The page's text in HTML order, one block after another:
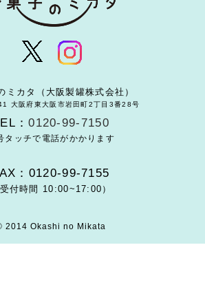
ミカタ（大阪製罐株式会社）
大阪府東大阪市岩田町2丁目3番28号
：0120-99-7150
タッチで電話がかかります
：0120-99-7155
受付時間 10:00~17:00）
2014 Okashi no Mikata